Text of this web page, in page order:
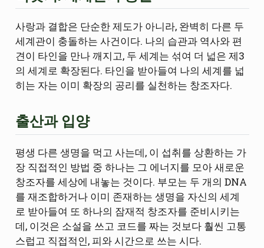
사랑과 결합은 단순한 제도가 아니라, 완벽히 다른 두
세계관이 충돌하는 사건이다. 나의 습관과 역사와 편
견이 타인을 만나 깨지고, 두 세계는 섞여 더 넓은 제3
의 세계로 확장된다. 타인을 받아들여 나의 세계를 넓
히는 자는 이미 확장의 공리를 실천하는 창조자다.
출산과 입양
평생 다른 생명을 먹고 사는데, 이 섭취를 상환하는 가
장 직접적인 방법 중 하나는 그 에너지를 모아 새로운
창조자를 세상에 내놓는 것이다. 부모는 두 개의 DNA
를 재조합하거나 이미 존재하는 생명을 자신의 세계
로 받아들여 또 하나의 잠재적 창조자를 준비시키는
데, 이것은 소설을 쓰고 코드를 짜는 것보다 훨씬 고통
스럽고 직접적인, 피와 시간으로 쓰는 시다.